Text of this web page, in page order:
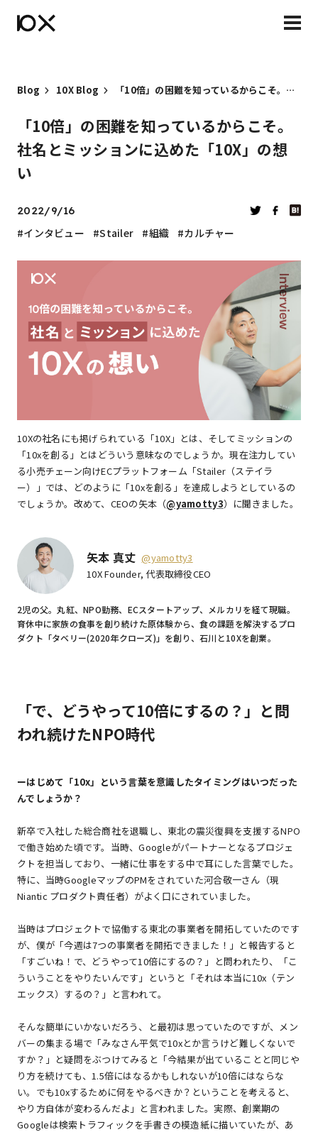
Blog 10X Blog 「10倍」の困難を知っているからこそ。社名とミッションに込めた「10X」の想い
「10倍」の困難を知っているからこそ。
社名とミッションに込めた「10X」の想
い
2022/9/16
インタビュー Stailer 組織 カルチャー
10Xの社名にも掲げられている「10X」とは、そしてミッションの
「10xを創る」とはどういう意味なのでしょうか。現在注力してい
る小売チェーン向けECプラットフォーム「Stailer（ステイラ
ー）」では、どのように「10xを創る」を達成しようとしているの
でしょうか。改めて、CEOの矢本（@yamotty3）に聞きました。
矢本 真丈 @yamotty3
10X Founder, 代表取締役CEO
2児の父。丸紅、NPO勤務、ECスタートアップ、メルカリを経て現職。
育休中に家族の食事を創り続けた原体験から、食の課題を解決するプロ
ダクト「タベリー(2020年クローズ)」を創り、石川と10Xを創業。
「で、どうやって10倍にするの？」と問
われ続けたNPO時代
ーはじめて「10x」という言葉を意識したタイミングはいつだった
んでしょうか？
新卒で入社した総合商社を退職し、東北の震災復興を支援するNPO
で働き始めた頃です。当時、Googleがパートナーとなるプロジェ
クトを担当しており、一緒に仕事をする中で耳にした言葉でした。
特に、当時GoogleマップのPMをされていた河合敬一さん（現
Niantic プロダクト責任者）がよく口にされていました。
当時はプロジェクトで協働する東北の事業者を開拓していたのです
が、僕が「今週は7つの事業者を開拓できました！」と報告すると
「すごいね！で、どうやって10倍にするの？」と問われたり、「こ
ういうことをやりたいんです」というと「それは本当に10x（テン
エックス）するの？」と言われて。
そんな簡単にいかないだろう、と最初は思っていたのですが、メン
バーの集まる場で「みなさん平気で10xとか言うけど難しくないで
すか？」と疑問をぶつけてみると「今結果が出ていることと同じや
り方を続けても、1.5倍にはなるかもしれないが10倍にはならな
い。でも10xするために何をやるべきか？ということを考えると、
やり方自体が変わるんだよ」と言われました。実際、創業期の
Googleは検索トラフィックを手書きの模造紙に描いていたが、あ